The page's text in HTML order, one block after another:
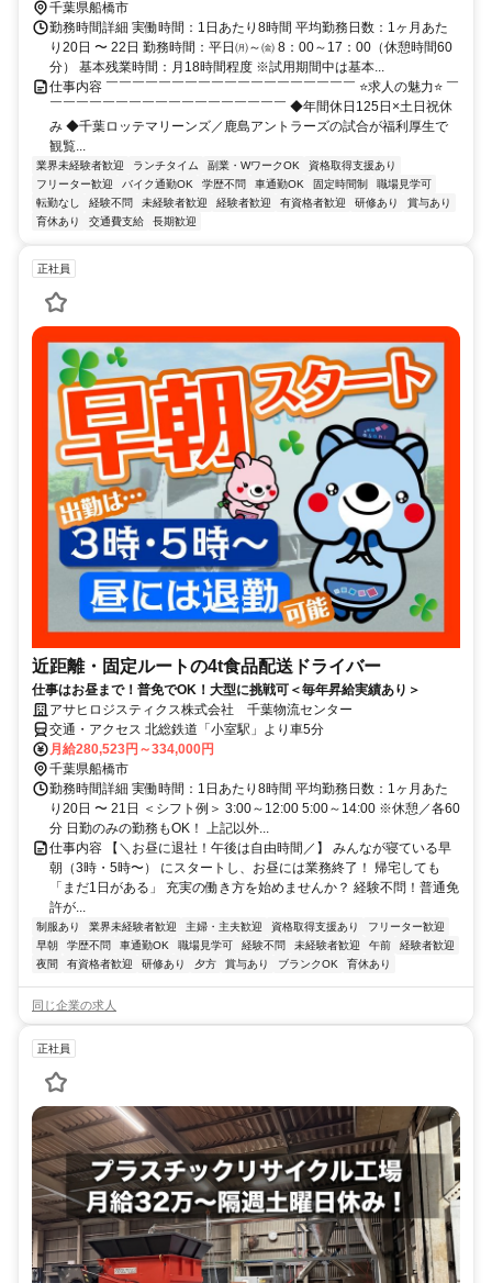
千葉県船橋市
勤務時間詳細 実働時間：1日あたり8時間 平均勤務日数：1ヶ月あた
り20日 〜 22日 勤務時間：平日㈪～㈮ 8：00～17：00（休憩時間60
分） 基本残業時間：月18時間程度 ※試用期間中は基本...
仕事内容 ￣￣￣￣￣￣￣￣￣￣￣￣￣￣￣￣￣￣￣ ⭐求人の魅力⭐ ￣
￣￣￣￣￣￣￣￣￣￣￣￣￣￣￣￣￣￣ ◆年間休日125日×土日祝休
み ◆千葉ロッテマリーンズ／鹿島アントラーズの試合が福利厚生で
観覧...
業界未経験者歓迎 ランチタイム 副業・WワークOK
資格取得支援あり
フリーター歓迎
バイク通勤OK 学歴不問 車通勤OK 固定時間制
職場見学可
転勤なし
経験不問 未経験者歓迎 経験者歓迎 有資格者歓迎 研修あり
賞与あり
育休あり
交通費支給 長期歓迎
正社員
近距離・固定ルートの4t食品配送ドライバー
仕事はお昼まで！普免でOK！大型に挑戦可＜毎年昇給実績あり＞
アサヒロジスティクス株式会社 千葉物流センター
交通・アクセス 北総鉄道「小室駅」より車5分
月給280,523円～334,000円
千葉県船橋市
勤務時間詳細 実働時間：1日あたり8時間 平均勤務日数：1ヶ月あた
り20日 〜 21日 ＜シフト例＞ 3:00～12:00 5:00～14:00 ※休憩／各60
分 日勤のみの勤務もOK！ 上記以外...
仕事内容 【＼お昼に退社！午後は自由時間／】 みんなが寝ている早
朝（3時・5時〜） にスタートし、お昼には業務終了！ 帰宅しても
「まだ1日がある」 充実の働き方を始めませんか？ 経験不問！普通免
許が...
制服あり 業界未経験者歓迎 主婦・主夫歓迎 資格取得支援あり
フリーター歓迎
早朝
学歴不問 車通勤OK 職場見学可 経験不問 未経験者歓迎 午前
経験者歓迎
夜間
有資格者歓迎 研修あり 夕方 賞与あり ブランクOK 育休あり
同じ企業の求人
正社員